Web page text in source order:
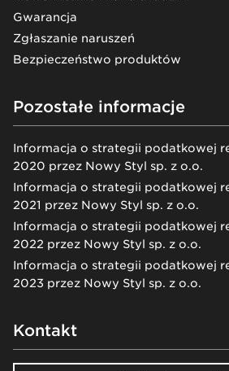
Gwarancja
Zgłaszanie naruszeń
Bezpieczeństwo produktów
Pozostałe informacje
Informacja o strategii podatkowej
2020 przez Nowy Styl sp. z o.o.
Informacja o strategii podatkowej
2021 przez Nowy Styl sp. z o.o.
Informacja o strategii podatkowej
2022 przez Nowy Styl sp. z o.o.
Informacja o strategii podatkowej
2023 przez Nowy Styl sp. z o.o.
Kontakt